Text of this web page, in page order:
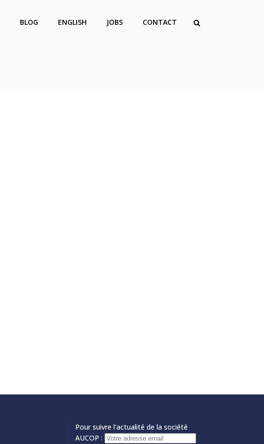
BLOG ENGLISH JOBS CONTACT
Pour suivre l'actualité de la société
AUCOP :